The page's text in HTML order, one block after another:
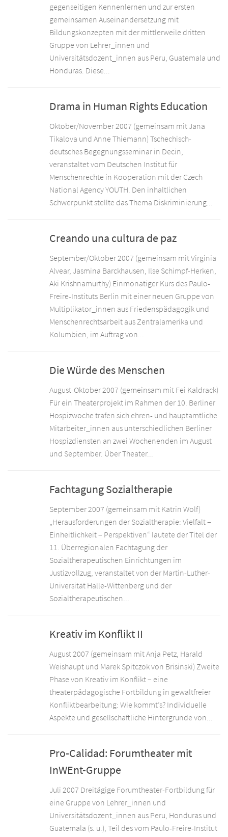
gegenseitigen Kennenlernen und zur ersten
gemeinsamen Auseinandersetzung mit
Bildungskonzepten mit der mittlerweile dritten
Gruppe von Lehrer_innen und
Universitätsdozent_innen aus Peru, Guatemala und
Honduras. Diese...
Drama in Human Rights Education
Oktober/November 2007 (gemeinsam mit Jana
Tikalova und Anne Thiemann) Tschechisch-
deutsches Begegnungsseminar in Decin,
veranstaltet vom Deutschen Institut für
Menschenrechte in Kooperation mit der Czech
National Agency YOUTH. Den inhaltlichen
Schwerpunkt stellte das Thema Diskriminierung...
Creando una cultura de paz
September/Oktober 2007 (gemeinsam mit Virginia
Alvear, Jasmina Barckhausen, Ilse Schimpf-Herken,
Aki Krishnamurthy) Einmonatiger Kurs des Paulo-
Freire-Instituts Berlin mit einer neuen Gruppe von
Multiplikator_innen aus Friedenspädagogik und
Menschenrechtsarbeit aus Zentralamerika und
Kolumbien, im Auftrag von...
Die Würde des Menschen
August-Oktober 2007 (gemeinsam mit Fei Kaldrack)
Für ein Theaterprojekt im Rahmen der 10. Berliner
Hospizwoche trafen sich ehren- und hauptamtliche
Mitarbeiter_innen aus unterschiedlichen Berliner
Hospizdiensten an zwei Wochenenden im August
und September. Über Theater...
Fachtagung Sozialtherapie
September 2007 (gemeinsam mit Katrin Wolf)
„Herausforderungen der Sozialtherapie: Vielfalt –
Einheitlichkeit – Perspektiven“ lautete der Titel der
11. Überregionalen Fachtagung der
Sozialtherapeutischen Einrichtungen im
Justizvollzug, veranstaltet von der Martin-Luther-
Universität Halle-Wittenberg und der
Sozialtherapeutischen...
Kreativ im Konflikt II
August 2007 (gemeinsam mit Anja Petz, Harald
Weishaupt und Marek Spitczok von Brisinski) Zweite
Phase von Kreativ im Konflikt – eine
theaterpädagogische Fortbildung in gewaltfreier
Konfliktbearbeitung: Wie kommt’s? Individuelle
Aspekte und gesellschaftliche Hintergründe von...
Pro-Calidad: Forumtheater mit
InWEnt-Gruppe
Juli 2007 Dreitägige Forumtheater-Fortbildung für
eine Gruppe von Lehrer_innen und
Universitätsdozent_innen aus Peru, Honduras und
Guatemala (s. u.), Teil des vom Paulo-Freire-Institut